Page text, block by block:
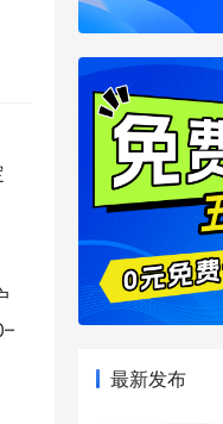
最新发布